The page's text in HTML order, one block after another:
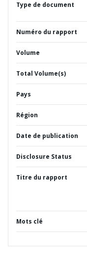
Type de document
Numéro du rapport
Volume
Total Volume(s)
Pays
Région
Date de publication
Disclosure Status
Titre du rapport
Mots clé